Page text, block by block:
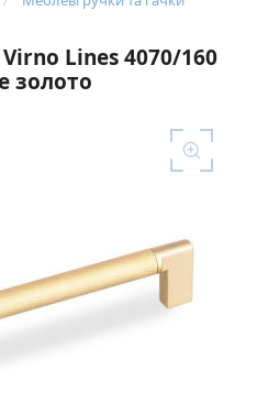
Lines 4070/160
золото